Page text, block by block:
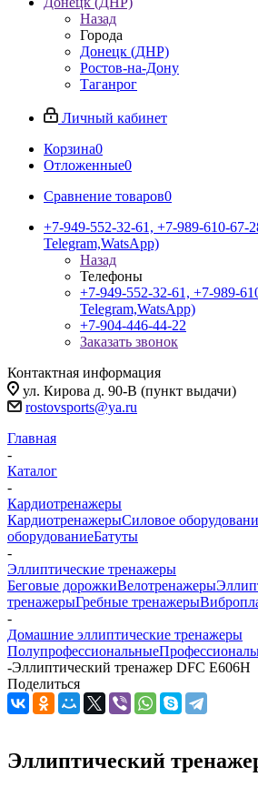
Назад
Города
Донецк (ДНР)
Ростов-на-Дону
Таганрог
Личный кабинет
Корзина0
Отложенные0
Сравнение товаров0
+7-949-552-32-61, +7-989-610-67-
Telegram,WatsApp)
Назад
Телефоны
+7-949-552-32-61, +7-989-
Telegram,WatsApp)
+7-904-446-44-22
Заказать звонок
Контактная информация
ул. Кирова д. 90-В (пункт выдачи)
rostovsports@ya.ru
Главная
-
Каталог
-
Кардиотренажеры
КардиотренажерыСиловое
оборудованиеБатуты
-
Эллиптические тренажеры
Беговые дорожкиВелотренажеры
тренажерыГребные тренажеры
-
Домашние эллиптические тренажеры
Полупрофессиональные
-Эллиптический тренажер DFC E606H
Поделиться
Эллиптический